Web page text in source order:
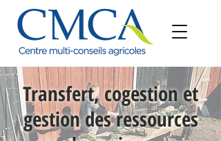
Transfert, cogestion et
gestion des ressources